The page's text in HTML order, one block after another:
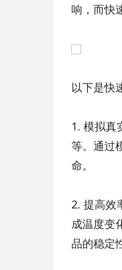
响，而快
以下是快
1. 模拟真
等。通过
命。
2. 提高效
成温度变
品的稳定